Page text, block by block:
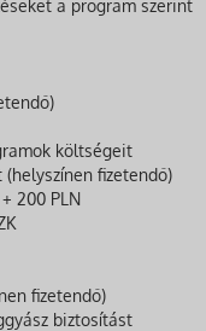
a program szerint
költségeit
fizetendő)
200 PLN
fizetendő)
biztosítást